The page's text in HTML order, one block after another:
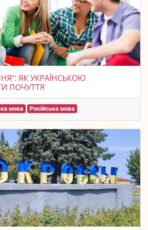
ЯК УКРАЇНСЬКОЮ
ПОЧУТТЯ
мова Російська мова